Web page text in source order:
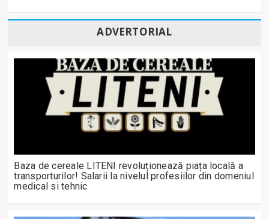
ADVERTORIAL
Baza de cereale LITENI revoluționează piața locală a
transporturilor! Salarii la nivelul profesiilor din domeniul
medical si tehnic